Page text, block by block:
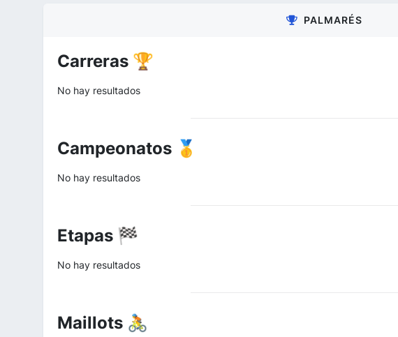
PALMARÉS
Carreras 🏆
No hay resultados
Campeonatos 🥇
No hay resultados
Etapas 🏁
No hay resultados
Maillots 🚴